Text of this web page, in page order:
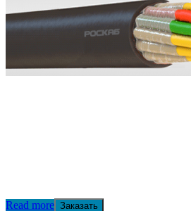
Read more Заказать